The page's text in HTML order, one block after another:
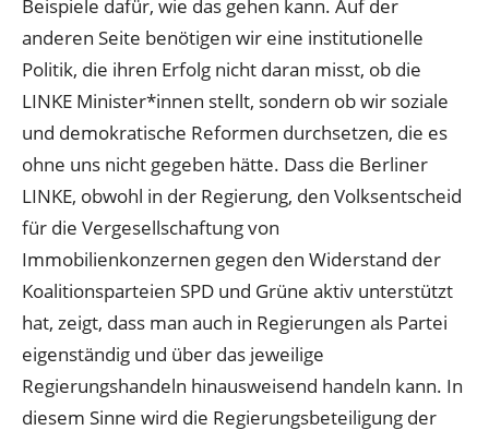
Beispiele dafür, wie das gehen kann. Auf der
anderen Seite benötigen wir eine institutionelle
Politik, die ihren Erfolg nicht daran misst, ob die
LINKE Minister*innen stellt, sondern ob wir soziale
und demokratische Reformen durchsetzen, die es
ohne uns nicht gegeben hätte. Dass die Berliner
LINKE, obwohl in der Regierung, den Volksentscheid
für die Vergesellschaftung von
Immobilienkonzernen gegen den Widerstand der
Koalitionsparteien SPD und Grüne aktiv unterstützt
hat, zeigt, dass man auch in Regierungen als Partei
eigenständig und über das jeweilige
Regierungshandeln hinausweisend handeln kann. In
diesem Sinne wird die Regierungsbeteiligung der